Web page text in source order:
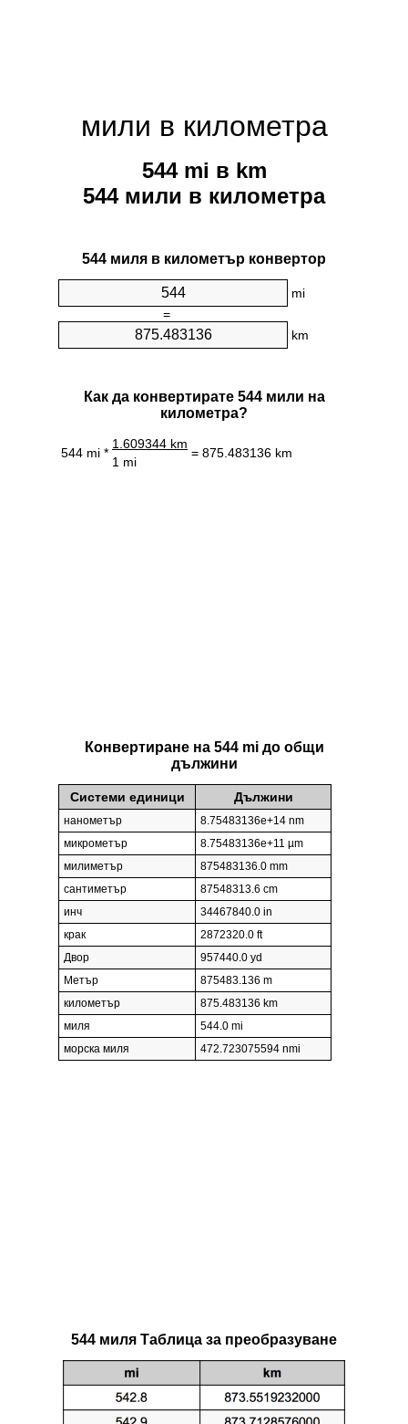
мили в километра
544 mi в km
544 мили в километра
544 миля в километър конвертор
mi
=
km
Как да конвертирате 544 мили на
километра?
544 mi *
1.609344 km
= 875.483136 km
1 mi
Конвертиране на 544 mi до общи
дължини
Системи единици Дължини
нанометър
8.75483136e+14 nm
микрометър
8.75483136e+11 µm
милиметър
875483136.0 mm
сантиметър
87548313.6 cm
инч
34467840.0 in
крак
2872320.0 ft
Двор
957440.0 yd
Метър
875483.136 m
километър
875.483136 km
миля
544.0 mi
морска миля
472.723075594 nmi
544 миля Таблица за преобразуване